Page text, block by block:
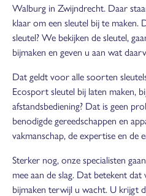
Walburg in Zwijndrecht. Daar
klaar om een sleutel bij te maken.
sleutel? We bekijken de sleutel,
bijmaken en geven u aan wat
Dat geldt voor alle soorten
Ecosport sleutel bij laten maken,
afstandsbediening? Dat is geen
benodigde gereedschappen en
vakmanschap, de expertise en de
Sterker nog, onze specialisten
mee aan de slag. Dat betekent
bijmaken terwijl u wacht. U krijgt